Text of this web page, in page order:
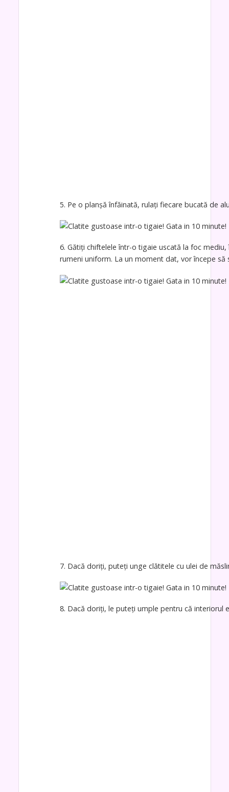
5. Pe o planșă înfăinată, rulați fiecare bucată de
6. Gătiți chiftelele într-o tigaie uscată la foc
rumeni uniform. La un moment dat, vor începe să
7. Dacă doriți, puteți unge clătitele cu ulei de
8. Dacă doriți, le puteți umple pentru că interiorul